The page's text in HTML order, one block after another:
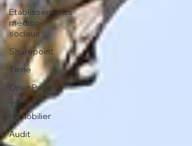
Etablissements
médico-
sociaux
Sharepoint
Tiime
OpenPaye
T2F-
Immobilier
Audit